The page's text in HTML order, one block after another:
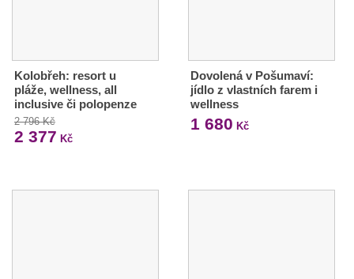
Kolobřeh: resort u
pláže, wellness, all
inclusive či polopenze
2 796 Kč
2 377 Kč
Dovolená v Pošumaví:
jídlo z vlastních farem i
wellness
1 680 Kč